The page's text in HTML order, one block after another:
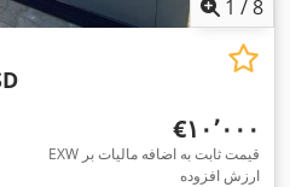
1 /8
‎€۱۰٬۰۰۰
EXW قیمت ثابت به اضافه مالیات بر
ارزش افزوده